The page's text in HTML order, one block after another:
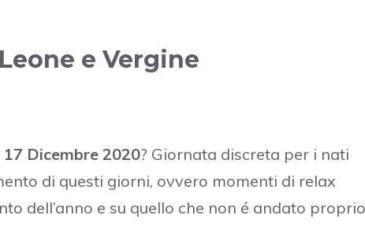
e Vergine
Dicembre 2020? Giornata discreta per i nati
di questi giorni, ovvero momenti di relax
dell’anno e su quello che non é andato proprio